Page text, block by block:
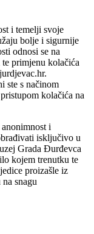
i temelji svoje
bolje i sigurnije
odnosi se na
primjenu kolačića
ste s načinom
kolačića na
i
isključivo u
Grada Đurđevca
kojem trenutku te
proizašle iz
snagu